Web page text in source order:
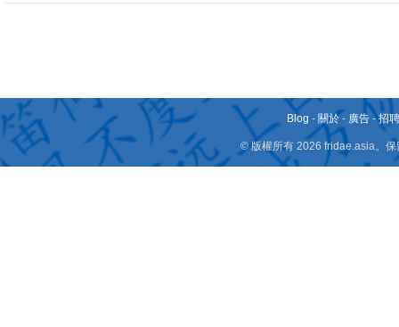
Blog - 關於 - 廣告 -招
© 版權所有 2026 fridae.asia。